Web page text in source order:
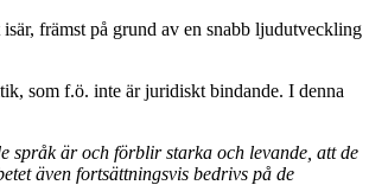
främst på grund av en snabb ljudutveckling
som f.ö. inte är juridiskt bindande. I denna
språk är och förblir starka och levande, att de
även fortsättningsvis bedrivs på de